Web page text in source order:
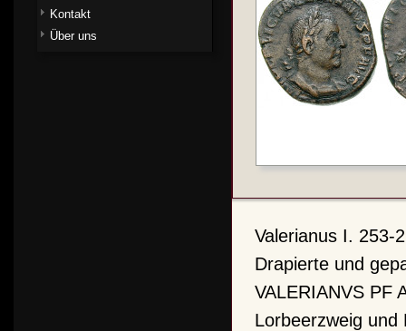
Valerianus I. 253-
Drapierte und
VALERIANVS PF
Lorbeerzweig
Kontakt
Über uns